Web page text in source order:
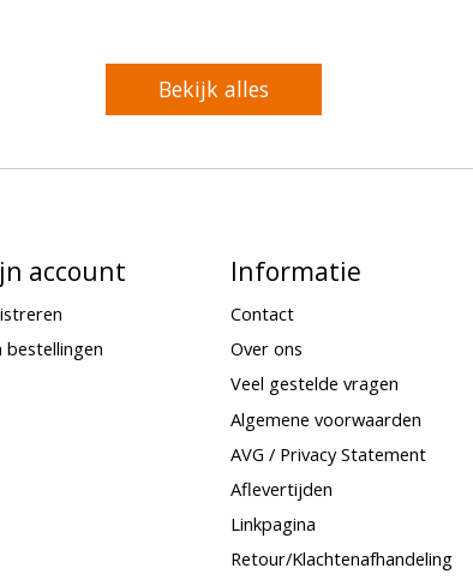
Bekijk alles
account
bestellingen
Informatie
Contact
Over ons
Veel gestelde vragen
Algemene voorwaarden
AVG / Privacy Statement
Aflevertijden
Linkpagina
Retour/Klachtenafhandeling